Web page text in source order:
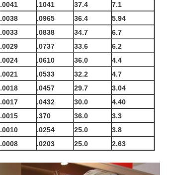
.0041 .1041 37.4
7.1
.0038 .0965 36.4
5.94
.0033 .0838 34.7
6.7
.0029 .0737 33.6
6.2
.0024 .0610 36.0
4.4
.0021 .0533 32.2
4.7
.0018 .0457 29.7
3.04
.0017 .0432 30.0
4.40
.0015 .370 36.0
3.3
.0010 .0254 25.0
3.8
.0008 .0203 25.0 2.63